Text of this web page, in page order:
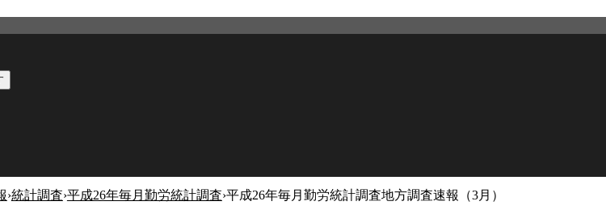
›統計調査›平成26年毎月勤労統計調査›平成26年毎月勤労統計調査地方調査速報（3月）